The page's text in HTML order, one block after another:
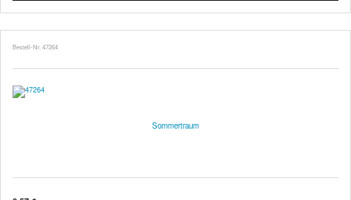
Bestell-Nr. 47264
Sommertraum